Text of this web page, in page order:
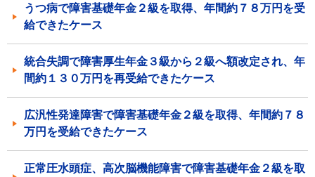
うつ病で障害基礎年金２級を取得、年間約７８万円を受
給できたケース
統合失調で障害厚生年金３級から２級へ額改定され、年
間約１３０万円を再受給できたケース
広汎性発達障害で障害基礎年金２級を取得、年間約７８
万円を受給できたケース
正常圧水頭症、高次脳機能障害で障害基礎年金２級を取